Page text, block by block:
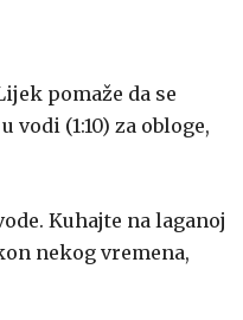
pomaže da se
(1:10) za obloge,
Kuhajte na laganoj
nekog vremena,